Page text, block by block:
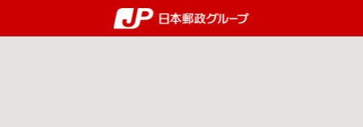
郵便局・日本郵政グループ